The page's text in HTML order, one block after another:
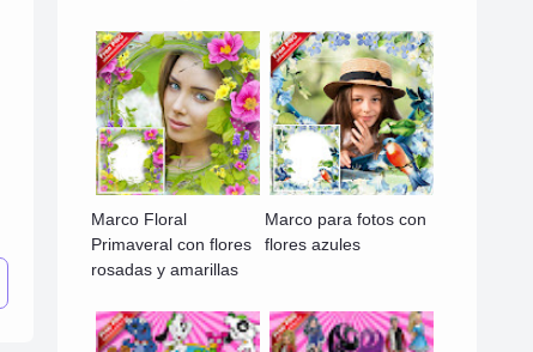
Marco Floral
Primaveral con flores
rosadas y amarillas
Marco para fotos con
flores azules